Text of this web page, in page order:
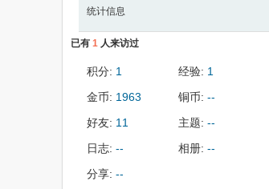
统计信息
已有 1 人来访过
积分: 1 经验: 1
金币: 1963 铜币: --
好友: 11 主题: --
日志: -- 相册: --
分享: --